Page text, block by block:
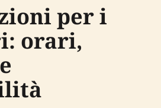
per i
orari,